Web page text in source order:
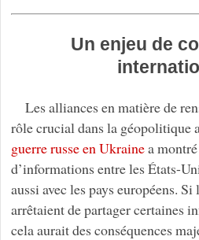
Un enjeu de
Les alliances en matière de
rôle crucial dans la géopolitique
guerre russe en Ukrainea montré
d’informations entre les États-
aussi avec les pays européens.
arrêtaient de partager certaines
cela aurait des conséquences